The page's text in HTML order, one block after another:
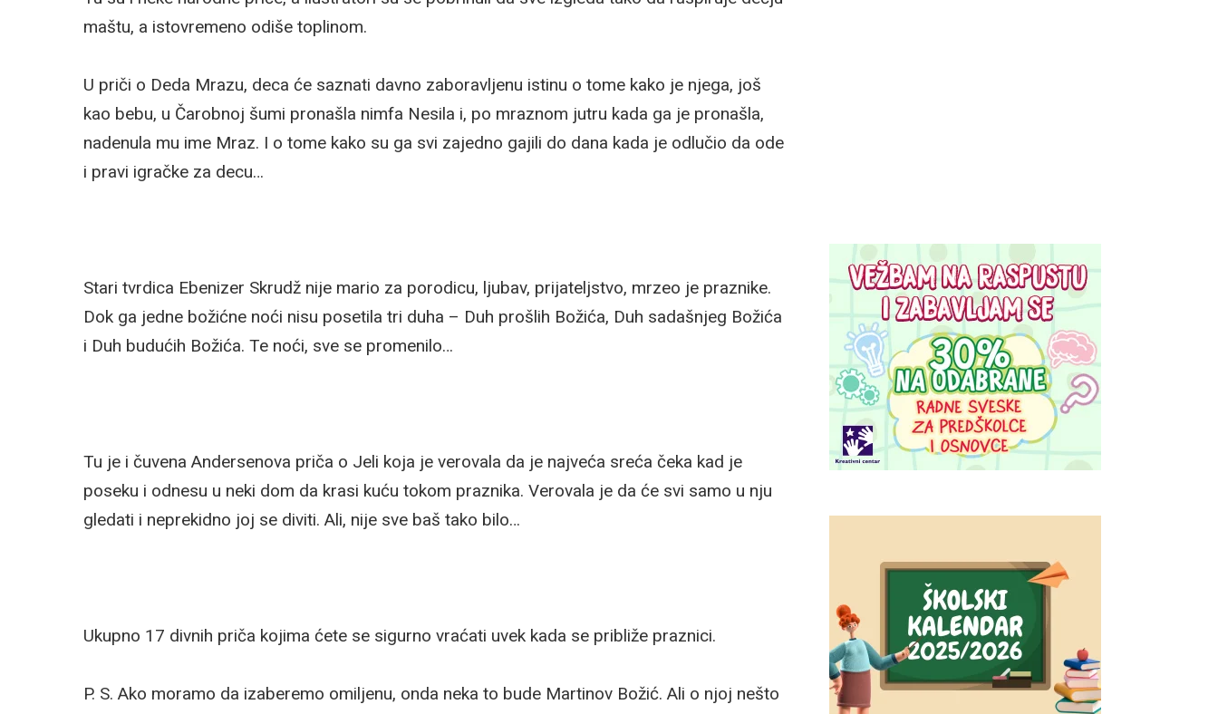
maštu, a istovremeno odiše toplinom.
U priči o Deda Mrazu, deca će saznati davno zaboravljenu istinu o tome kako je njega, još
kao bebu, u Čarobnoj šumi pronašla nimfa Nesila i, po mraznom jutru kada ga je pronašla,
nadenula mu ime Mraz. I o tome kako su ga svi zajedno gajili do dana kada je odlučio da ode
i pravi igračke za decu…
Stari tvrdica Ebenizer Skrudž nije mario za porodicu, ljubav, prijateljstvo, mrzeo je praznike.
Dok ga jedne božićne noći nisu posetila tri duha – Duh prošlih Božića, Duh sadašnjeg Božića
i Duh budućih Božića. Te noći, sve se promenilo…
Tu je i čuvena Andersenova priča o Jeli koja je verovala da je najveća sreća čeka kad je
poseku i odnesu u neki dom da krasi kuću tokom praznika. Verovala je da će svi samo u nju
gledati i neprekidno joj se diviti. Ali, nije sve baš tako bilo…
Ukupno 17 divnih priča kojima ćete se sigurno vraćati uvek kada se približe praznici.
P. S. Ako moramo da izaberemo omiljenu, onda neka to bude Martinov Božić. Ali o njoj nešto